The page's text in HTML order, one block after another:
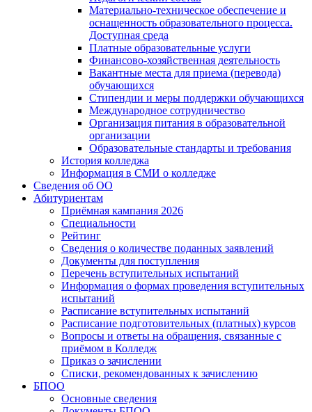
Материально-техническое обеспечение и
оснащенность образовательного процесса.
Доступная среда
Платные образовательные услуги
Финансово-хозяйственная деятельность
Вакантные места для приема (перевода)
обучающихся
Стипендии и меры поддержки обучающихся
Международное сотрудничество
Организация питания в образовательной
организации
Образовательные стандарты и требования
История колледжа
Информация в СМИ о колледже
Сведения об ОО
Абитуриентам
Приёмная кампания 2026
Специальности
Рейтинг
Сведения о количестве поданных заявлений
Документы для поступления
Перечень вступительных испытаний
Информация о формах проведения вступительных
испытаний
Расписание вступительных испытаний
Расписание подготовительных (платных) курсов
Вопросы и ответы на обращения, связанные с
приёмом в Колледж
Приказ о зачислении
Списки, рекомендованных к зачислению
БПОО
Основные сведения